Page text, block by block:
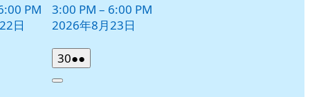
PM
日
3:00 PM – 6:00 PM
2026年8月23日
302026
年
●●
件
Close